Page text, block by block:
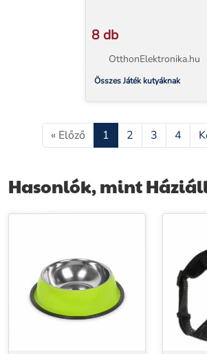
8 db
OtthonElektronika.hu
Összes Játék kutyáknak
« Előző 1 2 3 4
Hasonlók, mint